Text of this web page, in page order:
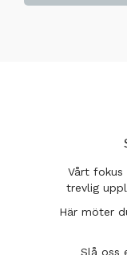
Vårt
trevlig
Här möter
Slå oss